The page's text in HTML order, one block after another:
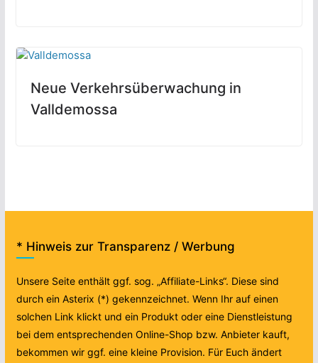
Neue Verkehrsüberwachung in
Valldemossa
* Hinweis zur Transparenz / Werbung
Unsere Seite enthält ggf. sog. „Affiliate-Links“. Diese sind
durch ein Asterix (*) gekennzeichnet. Wenn Ihr auf einen
solchen Link klickt und ein Produkt oder eine Dienstleistung
bei dem entsprechenden Online-Shop bzw. Anbieter kauft,
bekommen wir ggf. eine kleine Provision. Für Euch ändert